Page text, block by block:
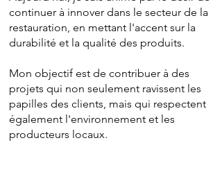
continuer à innover dans le secteur de la
restauration, en mettant l'accent sur la
durabilité et la qualité des produits.
Mon objectif est de contribuer à des
projets qui non seulement ravissent les
papilles des clients, mais qui respectent
également l'environnement et les
producteurs locaux.